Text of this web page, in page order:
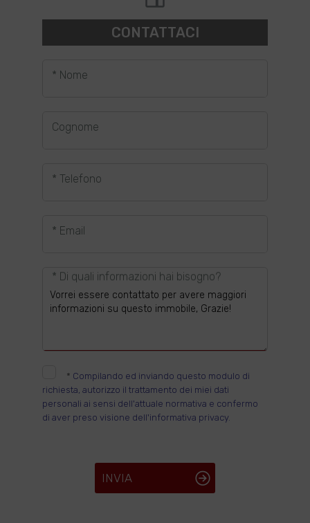
CONTATTACI
* Nome
Cognome
* Telefono
* Email
* Di quali informazioni hai bisogno?
* Compilando ed inviando questo modulo di
richiesta, autorizzo il trattamento dei miei dati
personali ai sensi dell'attuale normativa e confermo
di aver preso visione dell'informativa privacy.
INVIA